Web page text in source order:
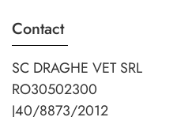
Contact
SC DRAGHE VET SRL
RO30502300
J40/8873/2012